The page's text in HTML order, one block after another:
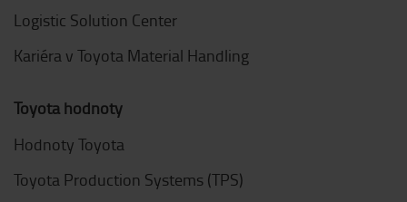
Logistic Solution Center
Kariéra v Toyota Material Handling
Toyota hodnoty
Hodnoty Toyota
Toyota Production Systems (TPS)